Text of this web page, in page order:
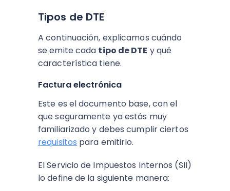
Tipos de DTE
A continuación, explicamos cuándo
se emite cada tipo de DTE y qué
característica tiene.
Factura electrónica
Este es el documento base, con el
que seguramente ya estás muy
familiarizado y debes cumplir ciertos
requisitos para emitirlo.
El Servicio de Impuestos Internos (SII)
lo define de la siguiente manera: